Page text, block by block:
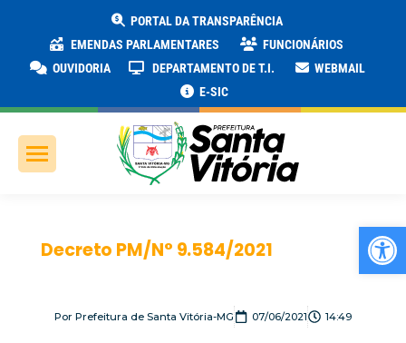
PORTAL DA TRANSPARÊNCIA
EMENDAS PARLAMENTARES
FUNCIONÁRIOS
OUVIDORIA
DEPARTAMENTO DE T.I.
WEBMAIL
E-SIC
Decreto PM/N° 9.584/2021
Por Prefeitura de Santa Vitória-MG 07/06/2021 14:49